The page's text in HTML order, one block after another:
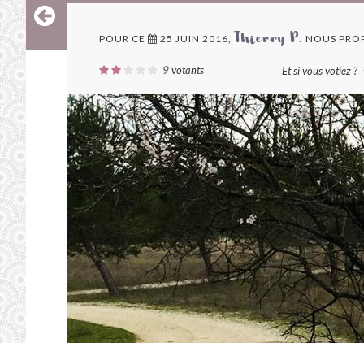
POUR CE 25 JUIN 2016, Thierry P. NOUS
9votants Et si vous votiez ?